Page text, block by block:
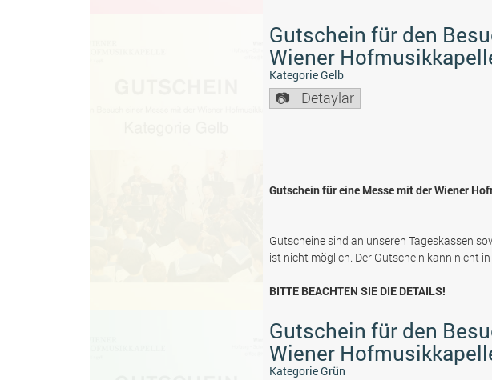
Gutschein für den
Wiener
Kategorie Gelb
Detaylar
Gutschein für eine Messe mit der Wiener
Gutscheine sind an unseren Tageskassen
ist nicht möglich. Der Gutschein kann nicht
BITTE BEACHTEN SIE DIE DETAILS!
Gutschein für den
Wiener
Kategorie Grün